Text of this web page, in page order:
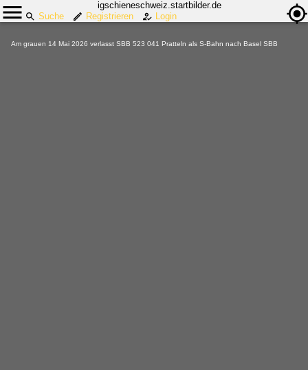
igschieneschweiz.startbilder.de
Suche
Registrieren Login
Am grauen 14 Mai 2026 verlasst SBB 523 041 Pratteln als S-Bahn nach Basel SBB